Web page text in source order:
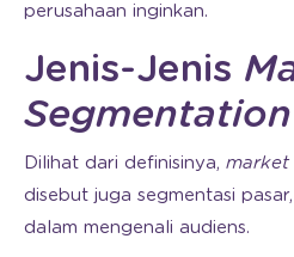
perusahaan inginkan.
Jenis-Jenis
Segmentation
Dilihat dari definisinya, market
disebut juga segmentasi
dalam mengenali audiens.